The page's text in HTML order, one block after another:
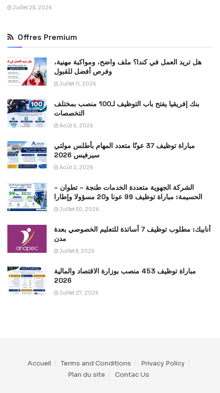
Juillet 25, 2026
Offres Premium
هل تريد العمل في كندا؟ ملف واضح، ومواكبة مهنية،
وفرص أفضل للقبول
Juillet 11, 2026
بنك إفريقيا يفتح باب التوظيف لـ100 منصب بمختلف
التخصصات
Août 6, 2026
مباراة توظيف 37 عونًا متعدد المهام بأطلس مولتي
سيرفيس 2026
Août 2, 2026
الشركة الجهوية متعددة الخدمات طنجة – تطوان –
الحسيمة: مباراة توظيف 99 عونا و20 مسؤولا وإطارا
Juillet 30, 2026
أنابيك: مطلوب توظيف 7 أساتذة للتعليم الخصوصي بعدة
مدن
Juillet 8, 2026
مباراة توظيف 453 منصب بوزارة الاقتصاد والمالية
2026
Juillet 27, 2026
Accueil Terms and Conditions
Privacy Policy
Plan du site
Contac Us